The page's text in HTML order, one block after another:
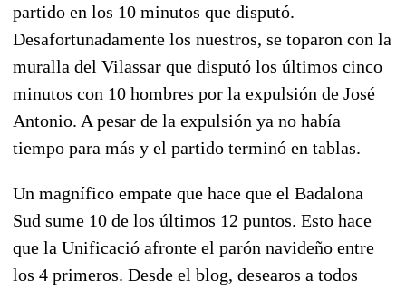
partido en los 10 minutos que disputó.
Desafortunadamente los nuestros, se toparon con la
muralla del Vilassar que disputó los últimos cinco
minutos con 10 hombres por la expulsión de José
Antonio. A pesar de la expulsión ya no había
tiempo para más y el partido terminó en tablas.
Un magnífico empate que hace que el Badalona
Sud sume 10 de los últimos 12 puntos. Esto hace
que la Unificació afronte el parón navideño entre
los 4 primeros. Desde el blog, desearos a todos